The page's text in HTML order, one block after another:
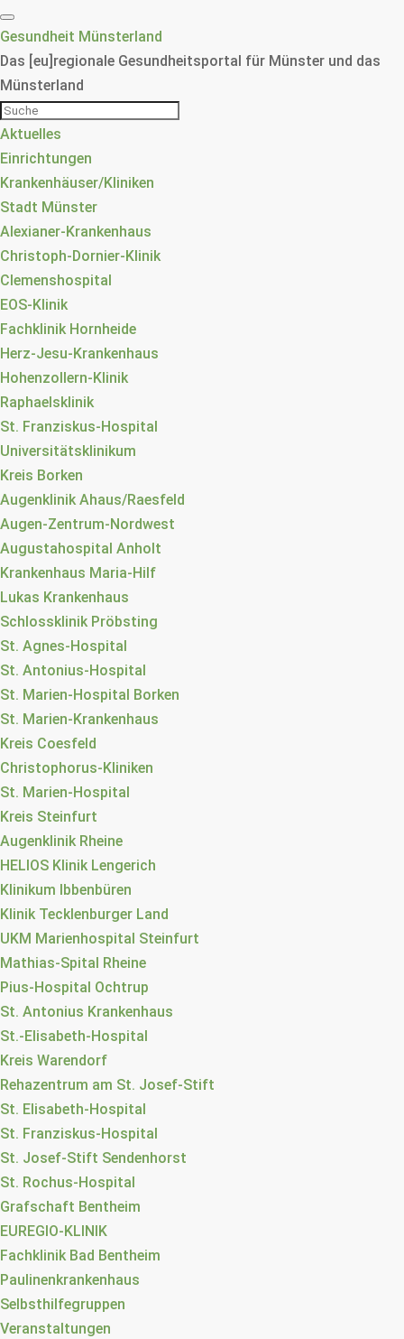
Gesundheit Münsterland
Das [eu]regionale Gesundheitsportal für Münster und das
Münsterland
Aktuelles
Einrichtungen
Krankenhäuser/Kliniken
Stadt Münster
Alexianer-Krankenhaus
Christoph-Dornier-Klinik
Clemenshospital
EOS-Klinik
Fachklinik Hornheide
Herz-Jesu-Krankenhaus
Hohenzollern-Klinik
Raphaelsklinik
St. Franziskus-Hospital
Universitätsklinikum
Kreis Borken
Augenklinik Ahaus/Raesfeld
Augen-Zentrum-Nordwest
Augustahospital Anholt
Krankenhaus Maria-Hilf
Lukas Krankenhaus
Schlossklinik Pröbsting
St. Agnes-Hospital
St. Antonius-Hospital
St. Marien-Hospital Borken
St. Marien-Krankenhaus
Kreis Coesfeld
Christophorus-Kliniken
St. Marien-Hospital
Kreis Steinfurt
Augenklinik Rheine
HELIOS Klinik Lengerich
Klinikum Ibbenbüren
Klinik Tecklenburger Land
UKM Marienhospital Steinfurt
Mathias-Spital Rheine
Pius-Hospital Ochtrup
St. Antonius Krankenhaus
St.-Elisabeth-Hospital
Kreis Warendorf
Rehazentrum am St. Josef-Stift
St. Elisabeth-Hospital
St. Franziskus-Hospital
St. Josef-Stift Sendenhorst
St. Rochus-Hospital
Grafschaft Bentheim
EUREGIO-KLINIK
Fachklinik Bad Bentheim
Paulinenkrankenhaus
Selbsthilfegruppen
Veranstaltungen